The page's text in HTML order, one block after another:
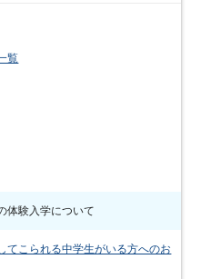
覧
体験入学について
てこられる中学生がいる方へのお